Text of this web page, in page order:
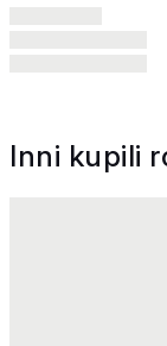
Inni kupili